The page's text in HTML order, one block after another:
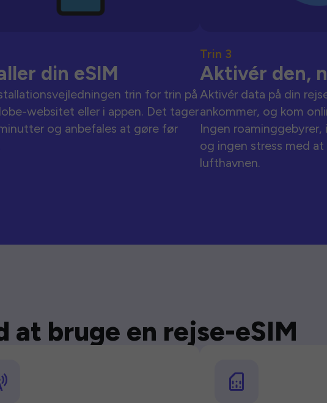
din eSIM
trin for trin på
websitet eller i appen. Det tager
og anbefales at gøre før
Trin 3
Aktivér den,
Aktivér data på din
ankommer, og kom
Ingen
og ingen stress med
lufthavnen.
at bruge en rejse-eSIM